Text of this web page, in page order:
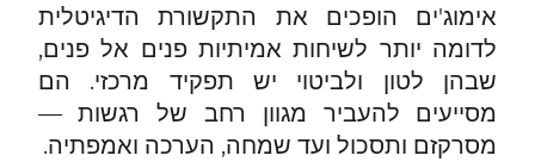
אימוג'ים הופכים את התקשורת הדיגיטלית
לדומה יותר לשיחות אמיתיות פנים אל פנים,
שבהן לטון ולביטוי יש תפקיד מרכזי. הם
מסייעים להעביר מגוון רחב של רגשות —
מסרקזם ותסכול ועד שמחה, הערכה ואמפתיה.